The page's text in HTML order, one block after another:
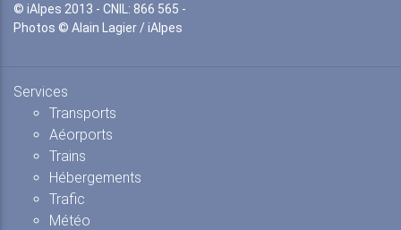
© iAlpes 2013 - CNIL: 866 565 -
Photos © Alain Lagier / iAlpes
Services
Transports
Aéorports
Trains
Hébergements
Trafic
Météo